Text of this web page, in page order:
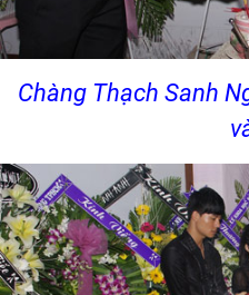
Chàng Thạch Sanh